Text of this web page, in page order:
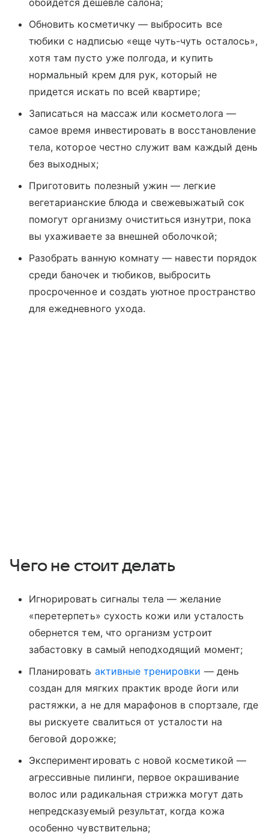
обойдется дешевле салона;
Обновить косметичку — выбросить все
тюбики с надписью «еще чуть-чуть осталось»,
хотя там пусто уже полгода, и купить
нормальный крем для рук, который не
придется искать по всей квартире;
Записаться на массаж или косметолога —
самое время инвестировать в восстановление
тела, которое честно служит вам каждый день
без выходных;
Приготовить полезный ужин — легкие
вегетарианские блюда и свежевыжатый сок
помогут организму очиститься изнутри, пока
вы ухаживаете за внешней оболочкой;
Разобрать ванную комнату — навести порядок
среди баночек и тюбиков, выбросить
просроченное и создать уютное пространство
для ежедневного ухода.
Чего не стоит делать
Игнорировать сигналы тела — желание
«перетерпеть» сухость кожи или усталость
обернется тем, что организм устроит
забастовку в самый неподходящий момент;
Планировать активные тренировки — день
создан для мягких практик вроде йоги или
растяжки, а не для марафонов в спортзале, где
вы рискуете свалиться от усталости на
беговой дорожке;
Экспериментировать с новой косметикой —
агрессивные пилинги, первое окрашивание
волос или радикальная стрижка могут дать
непредсказуемый результат, когда кожа
особенно чувствительна;